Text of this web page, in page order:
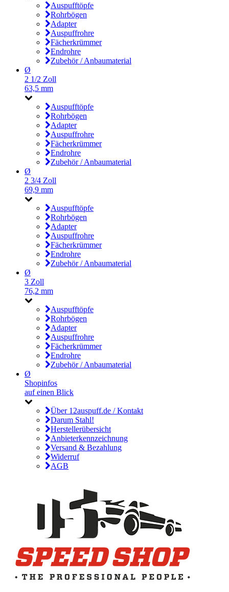
Auspufftöpfe
Rohrbögen
Adapter
Auspuffrohre
Fächerkrümmer
Endrohre
Zubehör / Anbaumaterial
Ø
2 1/2 Zoll
63,5 mm
Auspufftöpfe
Rohrbögen
Adapter
Auspuffrohre
Fächerkrümmer
Endrohre
Zubehör / Anbaumaterial
Ø
2 3/4 Zoll
69,9 mm
Auspufftöpfe
Rohrbögen
Adapter
Auspuffrohre
Fächerkrümmer
Endrohre
Zubehör / Anbaumaterial
Ø
3 Zoll
76,2 mm
Auspufftöpfe
Rohrbögen
Adapter
Auspuffrohre
Fächerkrümmer
Endrohre
Zubehör / Anbaumaterial
Ø
Shopinfos
auf einen Blick
Über 12auspuff.de / Kontakt
Darum Stahl!
Herstellerübersicht
Anbieterkennzeichnung
Versand & Bezahlung
Widerruf
AGB